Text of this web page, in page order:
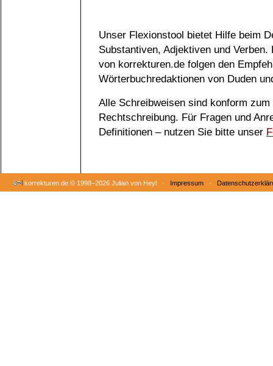
Unser Flexionstool bietet Hilfe beim
Substantiven, Adjektiven und
von korrekturen.de folgen den
Wörterbuchredaktionen von Duden
Alle Schreibweisen sind konform
Rechtschreibung. Für Fragen und
Definitionen – nutzen Sie bitte unser
korrekturen.de © 1998–2026 Julian von Heyl · Impressum ·